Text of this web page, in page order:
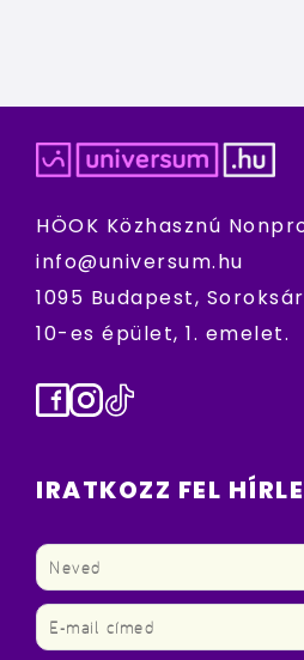
HÖOK Közhasznú
info@universum.hu
1095 Budapest,
10-es épület, 1. emelet.
Facebook
Instagram
TikTok
IRATKOZZ FEL